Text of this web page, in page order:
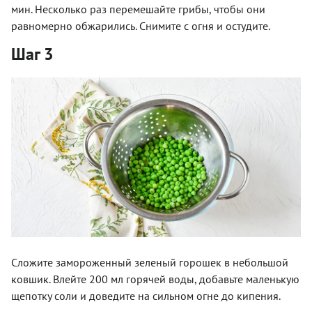
мин. Несколько раз перемешайте грибы, чтобы они
равномерно обжарились. Снимите с огня и остудите.
Шаг 3
Сложите замороженный зеленый горошек в небольшой
ковшик. Влейте 200 мл горячей воды, добавьте маленькую
щепотку соли и доведите на сильном огне до кипения.